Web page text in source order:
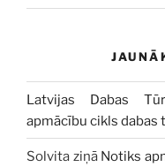
Latvijas Dabas
apmācību cikls
Solvita ziņā Notiks